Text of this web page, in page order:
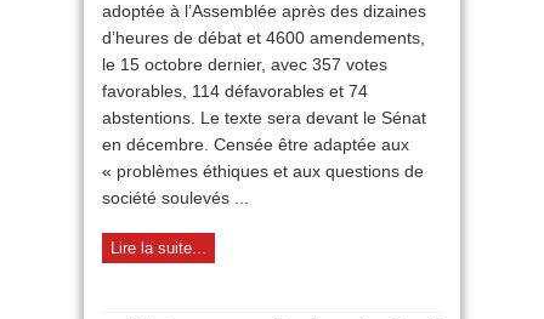
pire
!
adoptée à l’Assemblée après des dizaines
d’heures de débat et 4600 amendements,
le 15 octobre dernier, avec 357 votes
favorables, 114 défavorables et 74
abstentions. Le texte sera devant le Sénat
en décembre. Censée être adaptée aux
« problèmes éthiques et aux questions de
société soulevés ...
Lire la suite...